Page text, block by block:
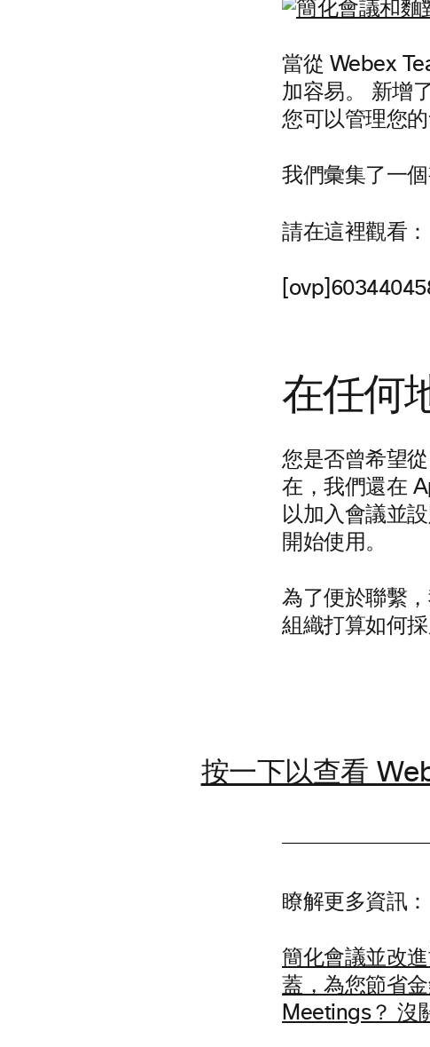
當從 Webex
加容易。 新增
您可以管理您
我們彙集了一
請在這裡觀看：
在任何
您是否曾希望
在，我們還在
以加入會議並
開始使用。
為了便於聯繫
組織打算如何
按一下以查看
瞭解更多資訊：
簡化會議並改
蓋，為您節省
Meetings？ 沒